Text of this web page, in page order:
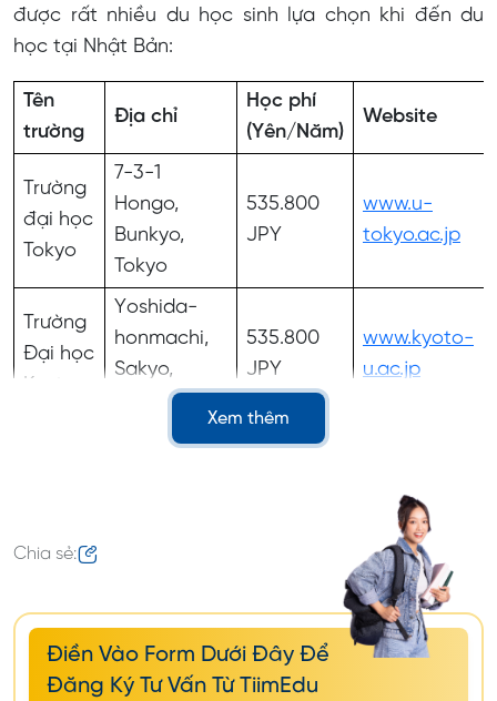
được rất nhiều du học sinh lựa chọn khi đến du
học tại Nhật Bản:
Tên
trường
Địa chỉ
Học phí
(Yên/Năm)
Website
Trường
đại học
Tokyo
7-3-1
Hongo,
Bunkyo,
Tokyo
535.800
JPY
www.u-
tokyo.ac.jp
Trường
Đại học
Kyoto
Yoshida-
honmachi,
Sakyo,
535.800
JPY
www.kyoto-
u.ac.jp
Trường
Đại học
Osaka
Suita, Osaka
www.osaka-
Xem thêm
Chia sẻ:
Điền Vào Form Dưới Đây Để
Đăng Ký Tư Vấn Từ TiimEdu